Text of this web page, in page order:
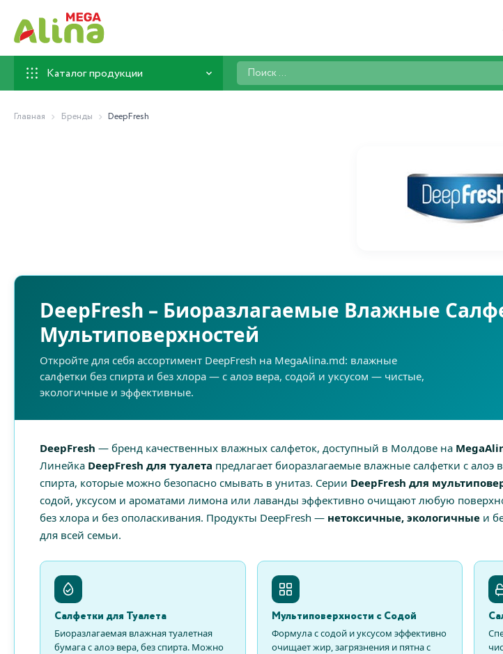
Каталог продукции
Поиск
...
Главная Бренды DeepFresh
DeepFresh – Биоразлагаемые Влажные
Мультиповерхностей
Откройте для себя ассортимент DeepFresh на MegaAlina.md: влажные
салфетки без спирта и без хлора — с алоэ вера, содой и уксусом — чистые,
экологичные и эффективные.
DeepFresh — бренд качественных влажных салфеток, доступный в Молдове на
Линейка DeepFresh для туалета предлагает биоразлагаемые влажные салфетки с алоэ
спирта, которые можно безопасно смывать в унитаз. Серии DeepFresh для
содой, уксусом и ароматами лимона или лаванды эффективно очищают любую
без хлора и без ополаскивания. Продукты DeepFresh — нетоксичные, экологичные и
для всей семьи.
Салфетки для Туалета
Биоразлагаемая влажная туалетная
бумага с алоэ вера, без спирта. Можно
Мультиповерхности с Содой
Формула с содой и уксусом эффективно
очищает жир, загрязнения и пятна с